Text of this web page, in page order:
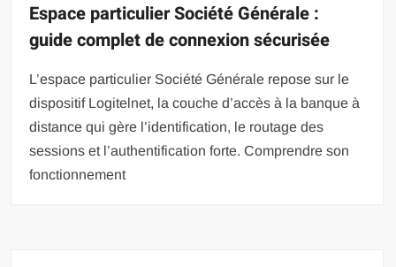
Espace particulier Société Générale :
guide complet de connexion sécurisée
L’espace particulier Société Générale repose sur le
dispositif Logitelnet, la couche d’accès à la banque à
distance qui gère l’identification, le routage des
sessions et l’authentification forte. Comprendre son
fonctionnement